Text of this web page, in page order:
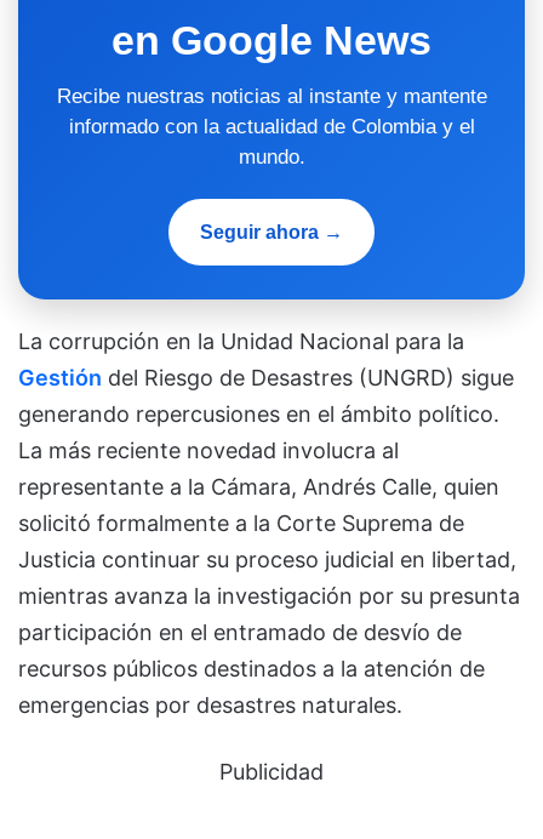
en Google News
Recibe nuestras noticias al instante y mantente
informado con la actualidad de Colombia y el
mundo.
Seguir ahora →
La corrupción en la Unidad Nacional para la
Gestión del Riesgo de Desastres (UNGRD) sigue
generando repercusiones en el ámbito político.
La más reciente novedad involucra al
representante a la Cámara, Andrés Calle, quien
solicitó formalmente a la Corte Suprema de
Justicia continuar su proceso judicial en libertad,
mientras avanza la investigación por su presunta
participación en el entramado de desvío de
recursos públicos destinados a la atención de
emergencias por desastres naturales.
Publicidad